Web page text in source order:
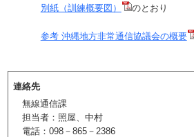
別紙（訓練概要図） のとおり
参考 沖縄地方非常通信協議会の概要
連絡先
無線通信課
担当者：照屋、中村
電話：098－865－2386